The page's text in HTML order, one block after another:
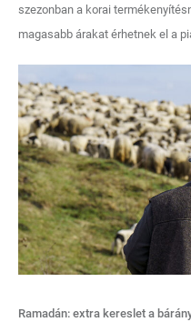
szezonban a korai
magasabb árakat érhetnek el a
Ramadán: extra kereslet a